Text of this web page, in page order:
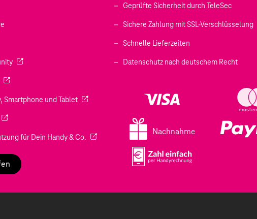
neuen Tab geöffnet)
(Wird in einem neuen Tab geöffnet)
(Wird in einem neuen Tab geöffnet)
Smartphone und Tablet(Wird in einem neuen Tab geöffnet)
in einem neuen Tab geöffnet)
für Dein Handy & Co. (Wird in einem neuen Tab geöffnet)
Geprüfte Sicherheit durch TeleSec
Sichere Zahlung mit SSL-Verschlüsselung
Schnelle Lieferzeiten
Datenschutz nach deutschem Recht
Nachnahme